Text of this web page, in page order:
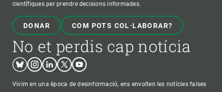
científiques per prendre decisions informades.
DONAR COM POTS COL·LABORAR?
No et perdis cap notícia
BlueskyInstagram
LinkedinTwitterYoutube
Vivim en una època de desinformació, ens envolten les notícies falses